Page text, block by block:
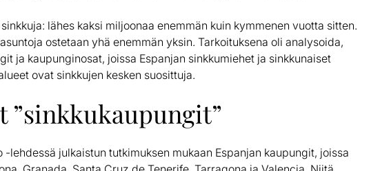
lähes kaksi miljoonaa enemmän kuin kymmenen vuotta sitten.
ostetaan yhä enemmän yksin. Tarkoituksena oli analysoida,
ja kaupunginosat, joissa Espanjan sinkkumiehet ja sinkkunaiset
ovat sinkkujen kesken suosittuja.
”sinkkukaupungit”
-lehdessä julkaistun tutkimuksen mukaan Espanjan kaupungit, joissa